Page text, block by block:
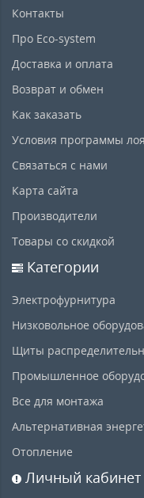
Контакты
Про Eco-system
Доставка и оплата
Возврат и обмен
Как заказать
Условия программы
Связаться с нами
Карта сайта
Производители
Товары со скидкой
Категории
Электрофурнитура
Низковольное
Щиты
Промышленное
Все для монтажа
Альтернативная
Отопление
Личный кабинет